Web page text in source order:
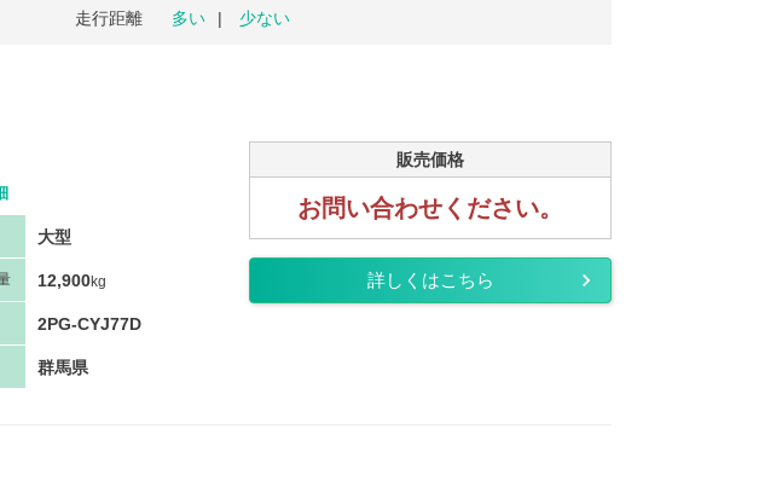
走行距離 多い 少ない
大型
12,900kg
2PG-CYJ77D
群馬県
販売価格
お問い合わせください。
詳しくはこちら